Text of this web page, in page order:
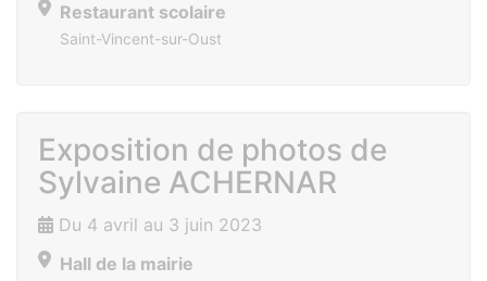
Restaurant scolaire
Saint-Vincent-sur-Oust
Exposition de photos de
Sylvaine ACHERNAR
Du 4 avril au 3 juin 2023
Hall de la mairie